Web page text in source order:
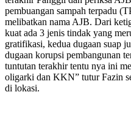
pembuangan sampah terpadu
melibatkan nama AJB. Dari
kuat ada 3 jenis tindak yang
gratifikasi, kedua dugaan suap
dugaan korupsi pembangunan
tuntutan terakhir tentu nya ini
oligarki dan KKN” tutur Fazin
di lokasi.